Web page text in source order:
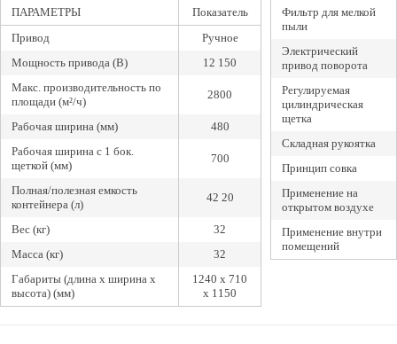
ПАРАМЕТРЫ
Показатель
Привод
Ручное
Мощность привода (В)
12 150
Макс. производительность по
площади (м²/ч)
2800
Рабочая ширина (мм)
480
Рабочая ширина с 1 бок.
щеткой (мм)
700
Полная/полезная емкость
контейнера (л)
42 20
Вес (кг)
32
Масса (кг)
32
Габариты (длина х ширина х
высота) (мм)
1240 x 710
x 1150
Фильтр для мелкой
пыли
Электрический
привод поворота
Регулируемая
цилиндрическая
щетка
Складная рукоятка
Принцип совка
Применение на
открытом воздухе
Применение внутри
помещений